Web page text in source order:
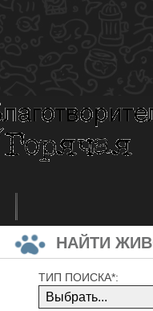
НАЙТИ
ТИП ПОИСКА*: